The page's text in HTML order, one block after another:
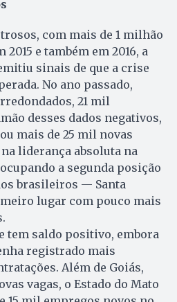
com mais de 1 milhão
e também em 2016, a
sinais de que a crise
No ano passado,
21 mil
desses dados negativos,
mais de 25 mil novas
liderança absoluta na
a segunda posição
brasileiros — Santa
lugar com pouco mais
tem saldo positivo, embora
registrado mais
Além de Goiás,
vagas, o Estado do Mato